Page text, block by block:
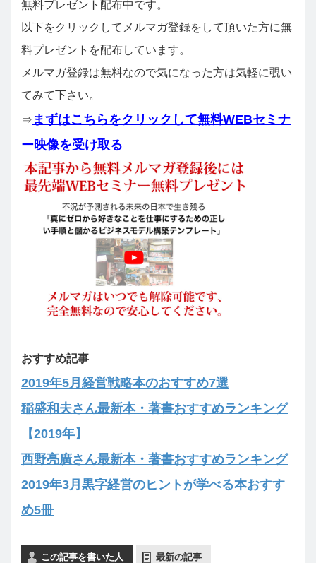
無料プレゼント配布中です。
以下をクリックしてメルマガ登録をして頂いた方に無
料プレゼントを配布しています。
メルマガ登録は無料なので気になった方は気軽に覗い
てみて下さい。
⇒ まずはこちらをクリックして無料WEBセミナ
ー映像を受け取る
おすすめ記事
2019年5月経営戦略本のおすすめ7選
稲盛和夫さん最新本・著書おすすめランキング
【2019年】
西野亮廣さん最新本・著書おすすめランキング
2019年3月黒字経営のヒントが学べる本おすす
め5冊
この記事を書いた人 最新の記事